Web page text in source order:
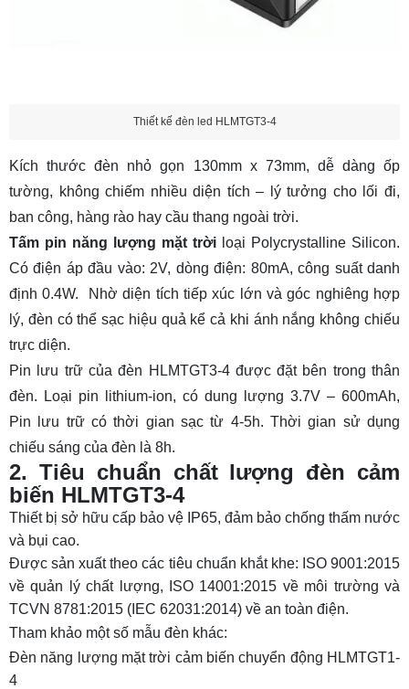
Thiết kế đèn led HLMTGT3-4
Kích thước đèn nhỏ gọn 130mm x 73mm, dễ dàng ốp
tường, không chiếm nhiều diện tích – lý tưởng cho lối đi,
ban công, hàng rào hay cầu thang ngoài trời.
Tấm pin năng lượng mặt trời loại Polycrystalline Silicon.
Có điện áp đầu vào: 2V, dòng điện: 80mA, công suất danh
định 0.4W. Nhờ diện tích tiếp xúc lớn và góc nghiêng hợp
lý, đèn có thể sạc hiệu quả kể cả khi ánh nắng không chiếu
trực diện.
Pin lưu trữ của đèn HLMTGT3-4 được đặt bên trong thân
đèn. Loại pin lithium-ion, có dung lượng 3.7V – 600mAh,
Pin lưu trữ có thời gian sạc từ 4-5h. Thời gian sử dụng
chiếu sáng của đèn là 8h.
2. Tiêu chuẩn chất lượng đèn cảm
biến HLMTGT3-4
Thiết bị sở hữu cấp bảo vệ IP65, đảm bảo chống thấm nước
và bụi cao.
Được sản xuất theo các tiêu chuẩn khắt khe: ISO 9001:2015
về quản lý chất lượng, ISO 14001:2015 về môi trường và
TCVN 8781:2015 (IEC 62031:2014) về an toàn điện.
Tham khảo một số mẫu đèn khác:
Đèn năng lượng mặt trời cảm biến chuyển động HLMTGT1-
4